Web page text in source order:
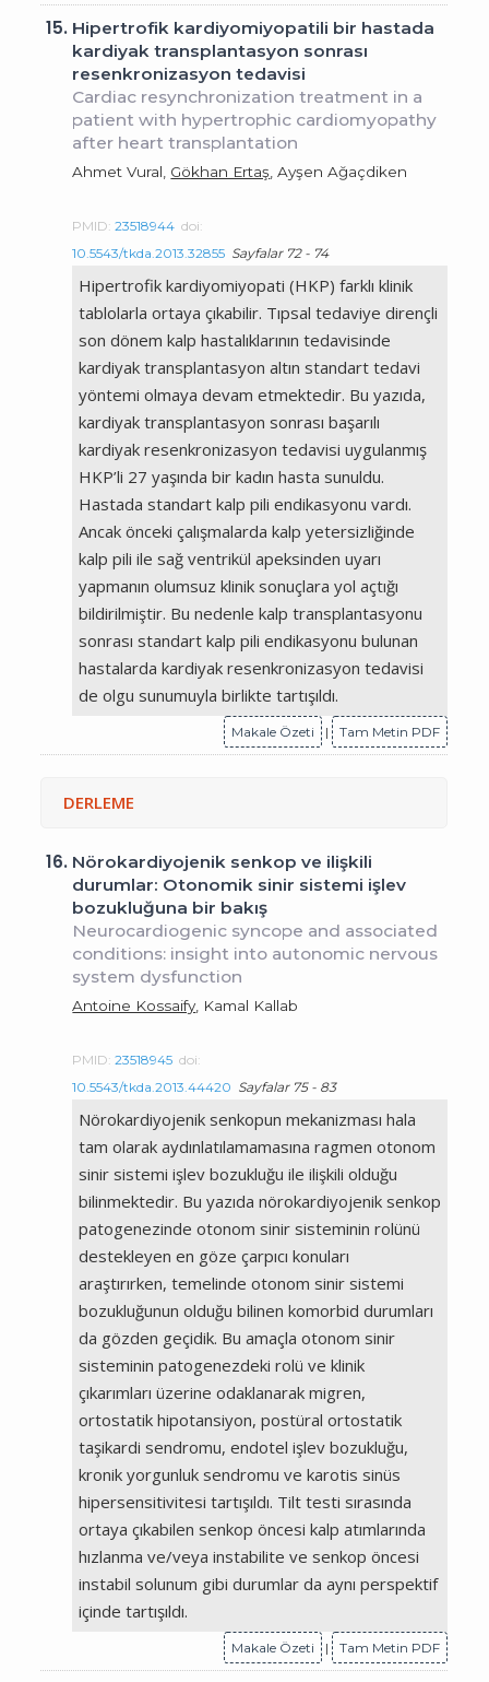
15. Hipertrofik kardiyomiyopatili bir hastada
kardiyak transplantasyon sonrası
resenkronizasyon tedavisi
Cardiac resynchronization treatment in a
patient with hypertrophic cardiomyopathy
after heart transplantation
Ahmet Vural, Gökhan Ertaş , Ayşen Ağaçdiken
PMID:23518944 doi:
10.5543/tkda.2013.32855 Sayfalar 72 - 74
Hipertrofik kardiyomiyopati (HKP) farklı klinik
tablolarla ortaya çıkabilir. Tıpsal tedaviye dirençli
son dönem kalp hastalıklarının tedavisinde
kardiyak transplantasyon altın standart tedavi
yöntemi olmaya devam etmektedir. Bu yazıda,
kardiyak transplantasyon sonrası başarılı
kardiyak resenkronizasyon tedavisi uygulanmış
HKP’li 27 yaşında bir kadın hasta sunuldu.
Hastada standart kalp pili endikasyonu vardı.
Ancak önceki çalışmalarda kalp yetersizliğinde
kalp pili ile sağ ventrikül apeksinden uyarı
yapmanın olumsuz klinik sonuçlara yol açtığı
bildirilmiştir. Bu nedenle kalp transplantasyonu
sonrası standart kalp pili endikasyonu bulunan
hastalarda kardiyak resenkronizasyon tedavisi
de olgu sunumuyla birlikte tartışıldı.
Makale Özeti | Tam Metin PDF
DERLEME
16. Nörokardiyojenik senkop ve ilişkili
durumlar: Otonomik sinir sistemi işlev
bozukluğuna bir bakış
Neurocardiogenic syncope and associated
conditions: insight into autonomic nervous
system dysfunction
Antoine Kossaify , Kamal Kallab
PMID:23518945 doi:
10.5543/tkda.2013.44420 Sayfalar 75 - 83
Nörokardiyojenik senkopun mekanizması hala
tam olarak aydınlatılamamasına ragmen otonom
sinir sistemi işlev bozukluğu ile ilişkili olduğu
bilinmektedir. Bu yazıda nörokardiyojenik senkop
patogenezinde otonom sinir sisteminin rolünü
destekleyen en göze çarpıcı konuları
araştırırken, temelinde otonom sinir sistemi
bozukluğunun olduğu bilinen komorbid durumları
da gözden geçidik. Bu amaçla otonom sinir
sisteminin patogenezdeki rolü ve klinik
çıkarımları üzerine odaklanarak migren,
ortostatik hipotansiyon, postüral ortostatik
taşikardi sendromu, endotel işlev bozukluğu,
kronik yorgunluk sendromu ve karotis sinüs
hipersensitivitesi tartışıldı. Tilt testi sırasında
ortaya çıkabilen senkop öncesi kalp atımlarında
hızlanma ve/veya instabilite ve senkop öncesi
instabil solunum gibi durumlar da aynı perspektif
içinde tartışıldı.
Makale Özeti | Tam Metin PDF